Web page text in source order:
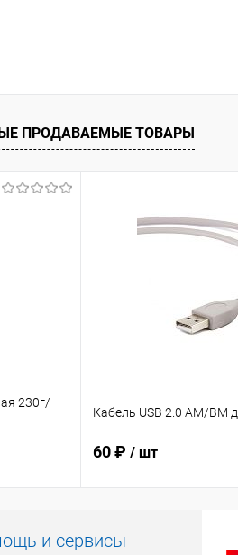
ПРОДАВАЕМЫЕ ТОВАРЫ
230г/
Кабель USB 2.0 AM/BM
60 ₽ / шт
и сервисы